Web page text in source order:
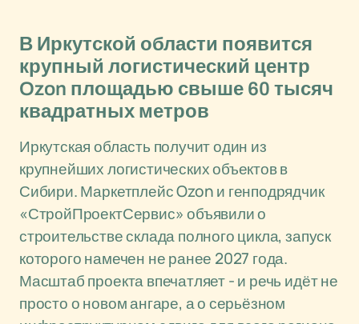
В Иркутской области появится
крупный логистический центр
Ozon площадью свыше 60 тысяч
квадратных метров
Иркутская область получит один из
крупнейших логистических объектов в
Сибири. Маркетплейс Ozon и генподрядчик
«СтройПроектСервис» объявили о
строительстве склада полного цикла, запуск
которого намечен не ранее 2027 года.
Масштаб проекта впечатляет - и речь идёт не
просто о новом ангаре, а о серьёзном